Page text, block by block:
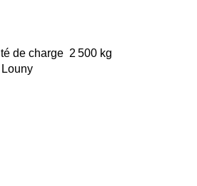
de charge 2 500 kg